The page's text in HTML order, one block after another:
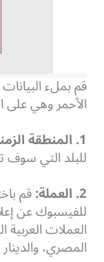
قم بملء
الأحمر وهي على
1. المنطقة الزمنية:
للبلد التي سوف
2. العملة:
قم
للفيسبوك عن
العملات العربية
المصري،